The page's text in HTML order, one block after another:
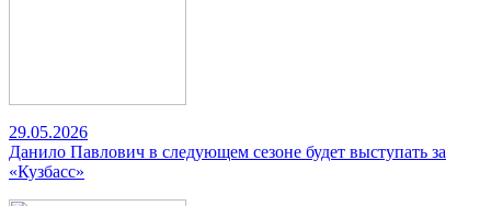
29.05.2026
Данило Павлович в следующем сезоне будет выступать за
«Кузбасс»